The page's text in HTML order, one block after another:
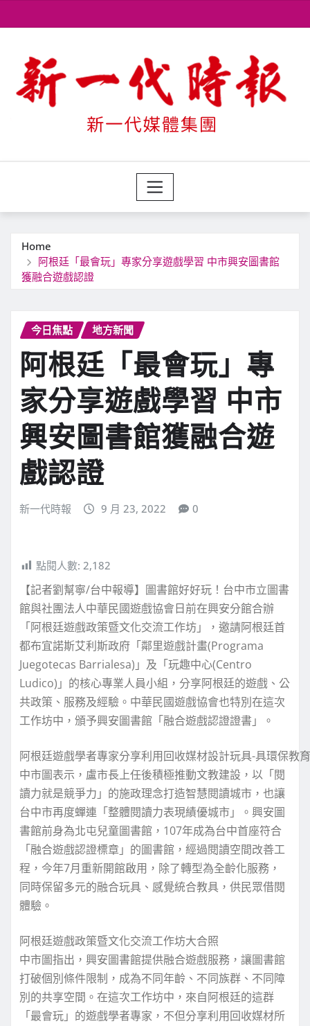
to
Home
阿根廷「最會玩」專家分享遊戲學習 中市興安圖書館
獲融合遊戲認證
今日焦點 地方新聞
阿根廷「最會玩」專
家分享遊戲學習 中市
興安圖書館獲融合遊
戲認證
新一代時報 9 月 23, 2022 0
點閱人數: 2,182
【記者劉幫寧/台中報導】圖書館好好玩！台中市立圖書
館與社團法人中華民國遊戲協會日前在興安分館合辦
「阿根廷遊戲政策暨文化交流工作坊」，邀請阿根廷首
都布宜諾斯艾利斯政府「鄰里遊戲計畫(Programa
Juegotecas Barrialesa)」及「玩趣中心(Centro
Ludico)」的核心專業人員小組，分享阿根廷的遊戲、公
共政策、服務及經驗。中華民國遊戲協會也特別在這次
工作坊中，頒予興安圖書館「融合遊戲認證證書」。
阿根廷遊戲學者專家分享利用回收媒材設計玩具-具環保教
中市圖表示，盧市長上任後積極推動文教建設，以「閱
讀力就是競爭力」的施政理念打造智慧閱讀城市，也讓
台中市再度蟬連「整體閱讀力表現績優城市」。興安圖
書館前身為北屯兒童圖書館，107年成為台中首座符合
「融合遊戲認證標章」的圖書館，經過閱讀空間改善工
程，今年7月重新開館啟用，除了轉型為全齡化服務，
同時保留多元的融合玩具、感覺統合教具，供民眾借閱
體驗。
阿根廷遊戲政策暨文化交流工作坊大合照
中市圖指出，興安圖書館提供融合遊戲服務，讓圖書館
打破個別條件限制，成為不同年齡、不同族群、不同障
別的共享空間。在這次工作坊中，來自阿根廷的這群
「最會玩」的遊戲學者專家，不但分享利用回收媒材所